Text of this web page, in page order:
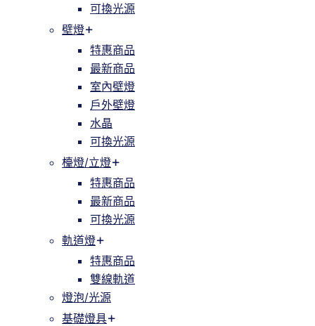
可換光源
壁燈
特惠商品
最新商品
室內壁燈
戶外壁燈
水晶
可換光源
檯燈/立燈
特惠商品
最新商品
可換光源
軌道燈
特惠商品
雙線軌道
燈泡/光源
基礎燈具